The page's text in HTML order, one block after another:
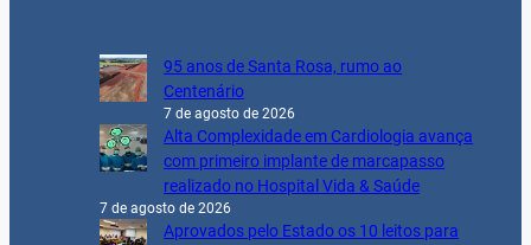
95 anos de Santa Rosa, rumo ao
Centenário
7 de agosto de 2026
Alta Complexidade em Cardiologia avança
com primeiro implante de marcapasso
realizado no Hospital Vida & Saúde
7 de agosto de 2026
Aprovados pelo Estado os 10 leitos para